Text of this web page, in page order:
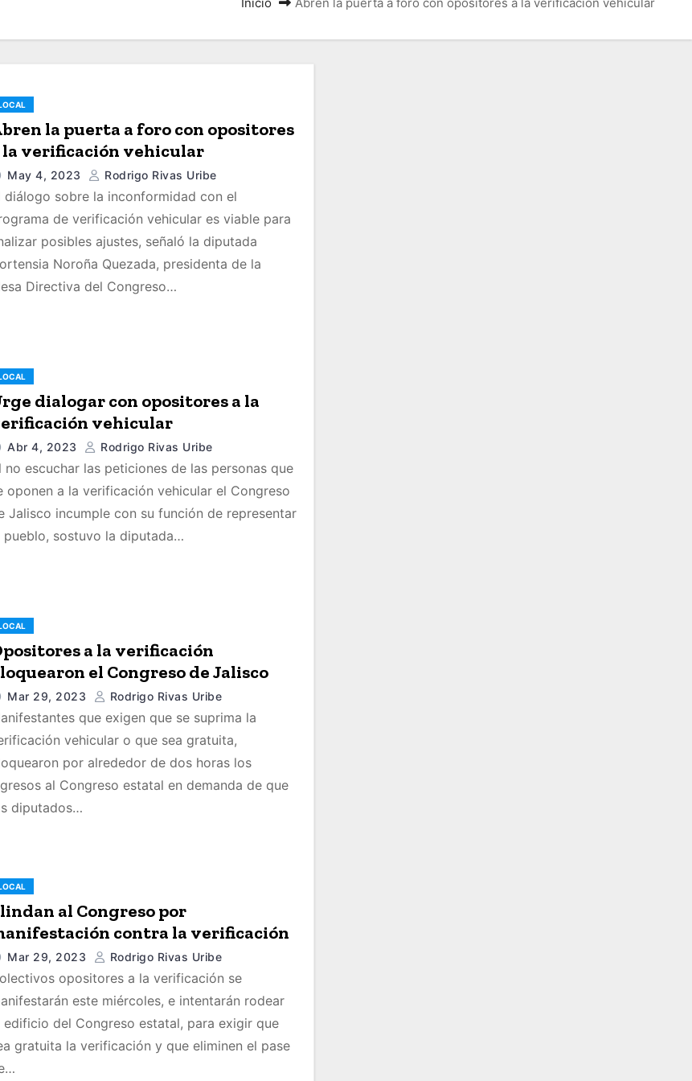
la puerta a foro con opositores
la verificación vehicular
May 4, 2023 Rodrigo Rivas Uribe
diálogo sobre la inconformidad con el
de verificación vehicular es viable para
posibles ajustes, señaló la diputada
Noroña Quezada, presidenta de la
Directiva del Congreso…
dialogar con opositores a la
vehicular
Abr 4, 2023 Rodrigo Rivas Uribe
no escuchar las peticiones de las personas que
oponen a la verificación vehicular el Congreso
Jalisco incumple con su función de representar
pueblo, sostuvo la diputada…
a la verificación
el Congreso de Jalisco
Mar 29, 2023 Rodrigo Rivas Uribe
que exigen que se suprima la
vehicular o que sea gratuita,
por alrededor de dos horas los
al Congreso estatal en demanda de que
diputados…
al Congreso por
contra la verificación
Mar 29, 2023 Rodrigo Rivas Uribe
opositores a la verificación se
este miércoles, e intentarán rodear
edificio del Congreso estatal, para exigir que
gratuita la verificación y que eliminen el pase